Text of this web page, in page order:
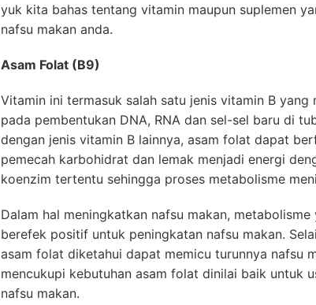
yuk kita bahas tentang vitamin maupun suplemen
nafsu makan anda.
Asam Folat (B9)
Vitamin ini termasuk salah satu jenis vitamin B yang
pada pembentukan DNA, RNA dan sel-sel baru di
dengan jenis vitamin B lainnya, asam folat dapat
pemecah karbohidrat dan lemak menjadi energi
koenzim tertentu sehingga proses metabolisme
Dalam hal meningkatkan nafsu makan,
berefek positif untuk peningkatan nafsu makan.
asam folat diketahui dapat memicu turunnya nafsu
mencukupi kebutuhan asam folat dinilai baik untuk
nafsu makan.